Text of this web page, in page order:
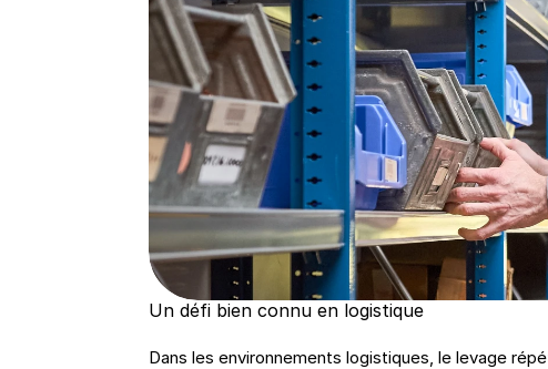
Un défi bien connu en logistique
Dans les environnements logistiques, le levage